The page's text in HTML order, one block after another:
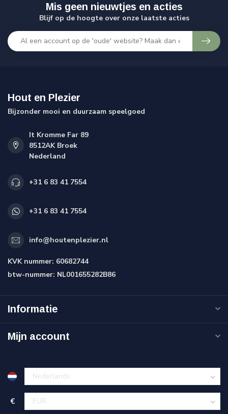
Mis geen nieuwtjes en acties
Blijf op de hoogte over onze laatste acties
Hout en Plezier
Bijzonder mooi en duurzaam speelgoed
It Kromme Far 89
8512AK Broek
Nederland
+31 6 83 41 7554
+31 6 83 41 7554
info@houtenplezier.nl
KVK nummer: 60682744
btw-nummer: NL001655282B86
Informatie
Mijn account
€